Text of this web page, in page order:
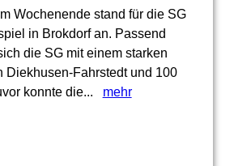
Wochenende stand für die SG
in Brokdorf an. Passend
die SG mit einem starken
Diekhusen-Fahrstedt und 100
konnte die... mehr